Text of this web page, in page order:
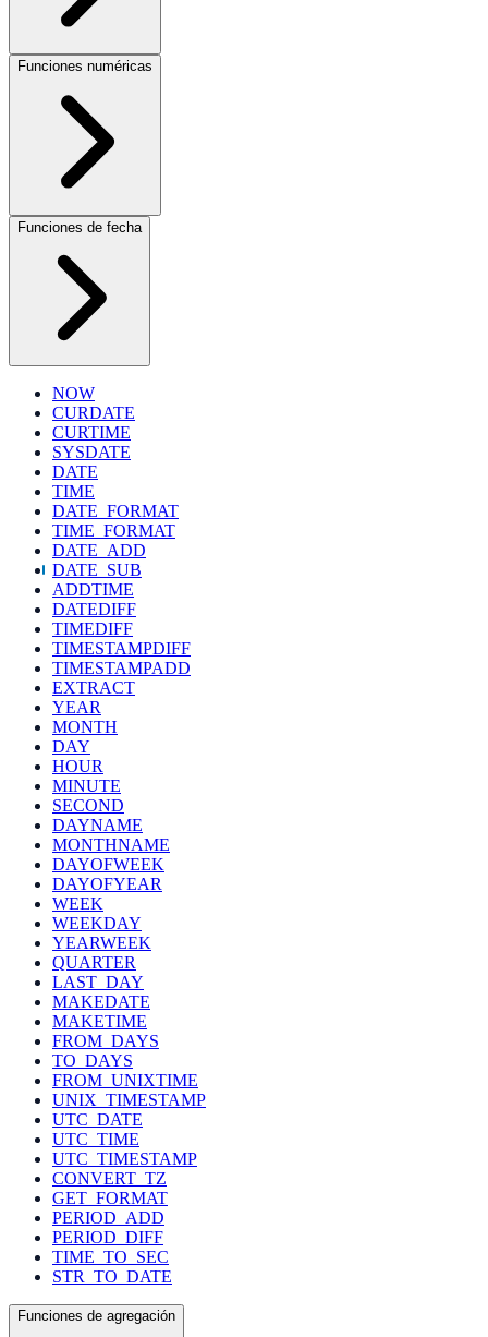
Funciones numéricas
Funciones de fecha
NOW
CURDATE
CURTIME
SYSDATE
DATE
TIME
DATE_FORMAT
TIME_FORMAT
DATE_ADD
DATE_SUB
ADDTIME
DATEDIFF
TIMEDIFF
TIMESTAMPDIFF
TIMESTAMPADD
EXTRACT
YEAR
MONTH
DAY
HOUR
MINUTE
SECOND
DAYNAME
MONTHNAME
DAYOFWEEK
DAYOFYEAR
WEEK
WEEKDAY
YEARWEEK
QUARTER
LAST_DAY
MAKEDATE
MAKETIME
FROM_DAYS
TO_DAYS
FROM_UNIXTIME
UNIX_TIMESTAMP
UTC_DATE
UTC_TIME
UTC_TIMESTAMP
CONVERT_TZ
GET_FORMAT
PERIOD_ADD
PERIOD_DIFF
TIME_TO_SEC
STR_TO_DATE
Funciones de agregación